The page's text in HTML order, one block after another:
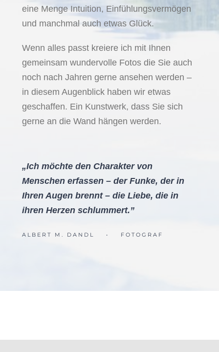
eine Menge Intuition, Einfühlungsvermögen
und manchmal auch etwas Glück.
Wenn alles passt kreiere ich mit Ihnen
gemeinsam wundervolle Fotos die Sie auch
noch nach Jahren gerne ansehen werden –
in diesem Augenblick haben wir etwas
geschaffen. Ein Kunstwerk, dass Sie sich
gerne an die Wand hängen werden.
„Ich möchte den Charakter von
Menschen erfassen – der Funke, der in
Ihren Augen brennt – die Liebe, die in
ihren Herzen schlummert.”
ALBERT M. DANDL • FOTOGRAF